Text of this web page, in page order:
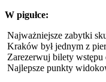
W pigułce:
Najważniejsze zabytki
Kraków był jednym z
Zarezerwuj bilety
Najlepsze punkty